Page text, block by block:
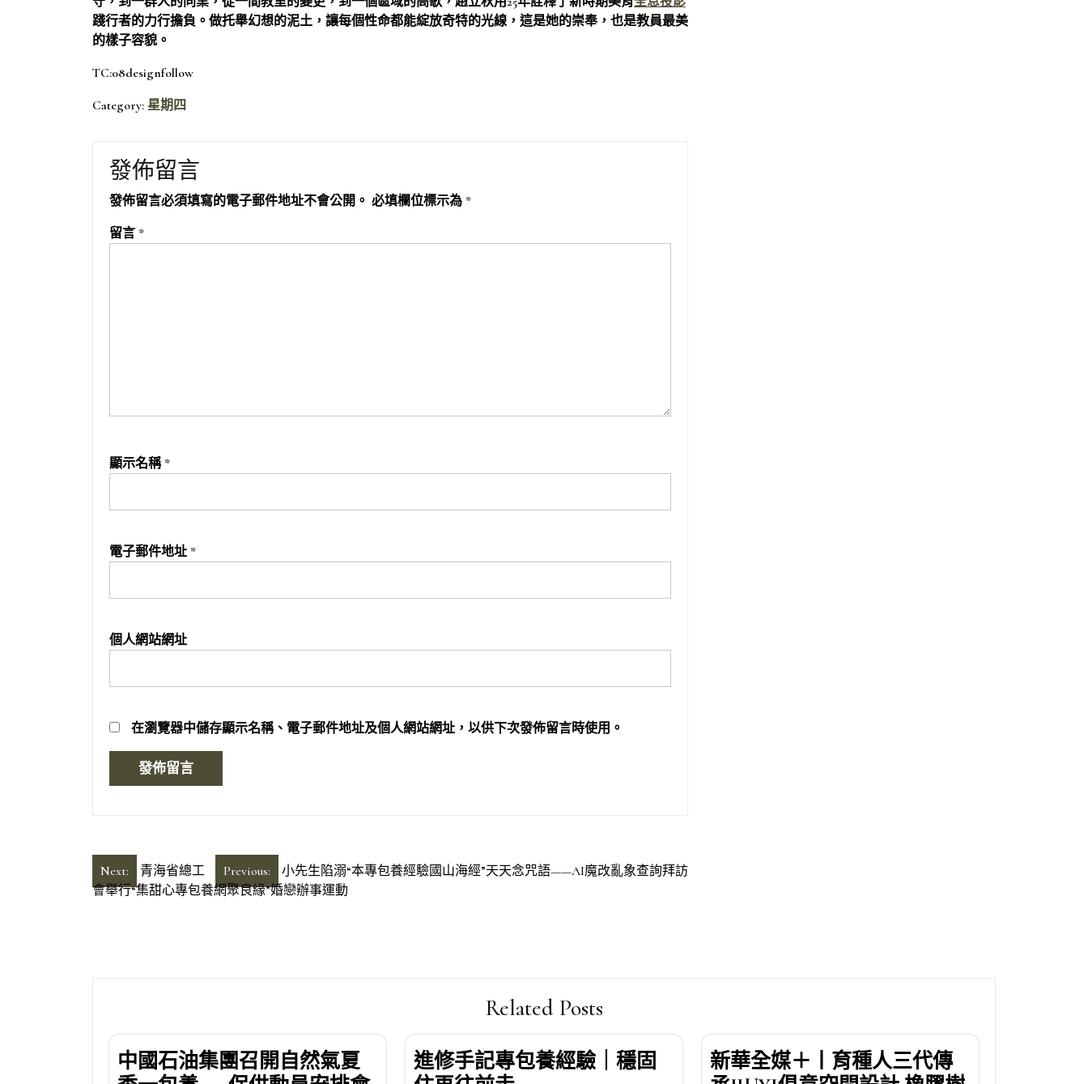
踐行者的力行擔負。做托舉幻想的泥土，讓每個性命都能綻放奇特的光線，這是她的崇奉，也是教員最美
的樣子容貌。
TC:08designfollow
Category: 星期四
發佈留言
發佈留言必須填寫的電子郵件地址不會公開。 必填欄位標示為 *
留言 *
顯示名稱 *
電子郵件地址 *
個人網站網址
在瀏覽器中儲存顯示名稱、電子郵件地址及個人網站網址，以供下次發佈留言時使用。
文
章
Previous: 小先生陷溺“本專包養經驗國山海經”天天念咒語——AI魔改亂象查詢拜訪
Next:
青海省總工
會舉行“集甜心專包養網聚良緣”婚戀辦事運動
Related Posts
中國石油集團召開自然氣夏
進修手記專包養經驗｜穩固
新華全媒＋丨育種人三代傳